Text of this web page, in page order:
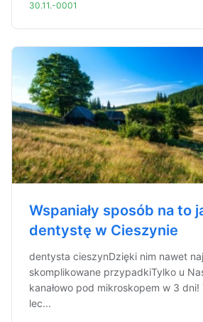
30.11.-0001
Wspaniały sposób na to
dentystę w Cieszynie
dentysta cieszynDzięki nim nawet
skomplikowane przypadkiTylko u
kanałowo pod mikroskopem w 3 dni!
lec...